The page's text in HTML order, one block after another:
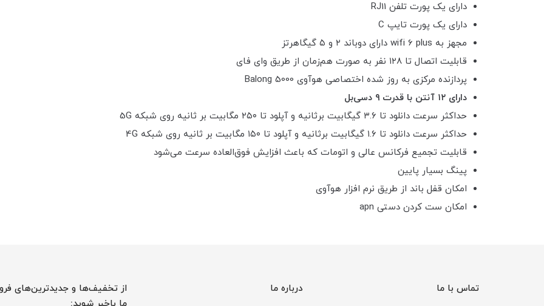
دارای یک پورت تلفن RJ11
دارای یک پورت تایپ C
مجهز به wifi 6 plus دارای دوباند ۲ و ۵ گیگاهرتز
قابلیت اتصال تا ۱۲۸ نفر به صورت هم‌زمان از طریق وای فای
پردازنده مرکزی به روز شده اختصاصی هوآوی Balong 5000
دارای ۱۲ آنتن با قدرت ۹ دسی‌بل
حداکثر سرعت دانلود تا ۳.۶ گیگابیت برثانیه و آپلود تا ۲۵۰ مگابیت بر ثانیه روی شبکه 5G
حداکثر سرعت دانلود تا ۱.۶ گیگابیت برثانیه و آپلود تا ۱۵۰ مگابیت بر ثانیه روی شبکه 4G
قابلیت تجمیع فرکانس عالی و اتومات که باعث افزایش فوق‌العاده سرعت می‌شود
پینگ بسیار پایین
امکان قفل باند از طریق نرم افزار هوآوی
امکان ست کردن دستی apn
تماس با ما درباره ما
از تخفیف‌ها و جدیدترین‌های